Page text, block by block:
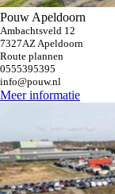
Pouw Apeldoorn
Ambachtsveld 12
7327AZ Apeldoorn
Route plannen
0555395395
info@pouw.nl
Meer informatie